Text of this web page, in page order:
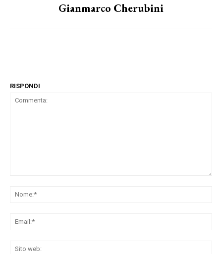
Gianmarco Cherubini
RISPONDI